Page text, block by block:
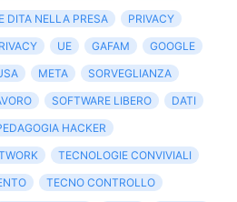
DITA NELLA PRESA
PRIVACY
UE GAFAM
GOOGLE
META
SORVEGLIANZA
SOFTWARE LIBERO
DATI
HACKER
TECNOLOGIE CONVIVIALI
TECNO CONTROLLO